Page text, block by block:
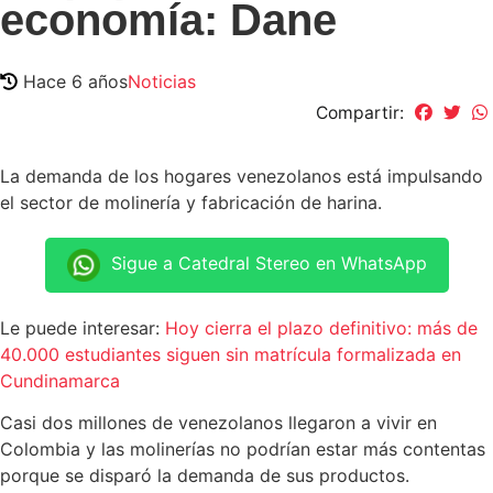
economía: Dane
Hace 6 añosNoticias
Compartir:
La demanda de los hogares venezolanos está impulsando
el sector de molinería y fabricación de harina.
Sigue a Catedral Stereo en WhatsApp
Le puede interesar: Hoy cierra el plazo definitivo: más de
40.000 estudiantes siguen sin matrícula formalizada en
Cundinamarca
Casi dos millones de venezolanos llegaron a vivir en
Colombia y las molinerías no podrían estar más contentas
porque se disparó la demanda de sus productos.